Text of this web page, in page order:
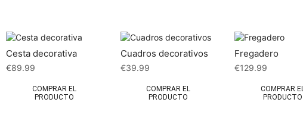
Cesta decorativa
€89.99
COMPRAR EL
PRODUCTO
Cuadros decorativos
€39.99
COMPRAR EL
PRODUCTO
Fregadero
€129.99
COMPRAR EL
PRODUCTO